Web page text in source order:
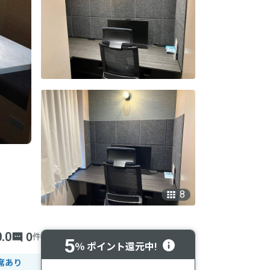
8
0件
あり
5％ ポイント還元中!